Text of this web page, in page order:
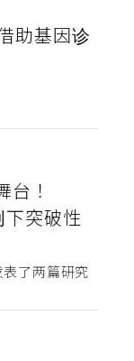
助基因诊
台！
突破性
了两篇研究